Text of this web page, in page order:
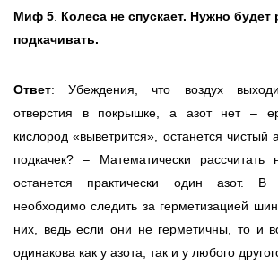
Миф 5 Колеса не спускает. Нужно будет
подкачивать.
Ответ: Убеждения, что воздух
отверстия в покрышке, а азот нет –
кислород «выветрится», останется чистый
подкачек? – Математически
останется практически один азот. В
необходимо следить за герметизацией
них, ведь если они не герметичны, то и
одинакова как у азота, так и у любого